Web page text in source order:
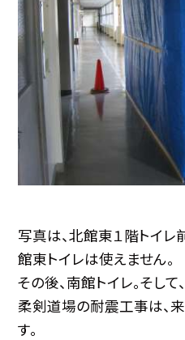
写真は、北館東１階トイレ
館東トイレは使えません。
その後、南館トイレ。そし
柔剣道場の耐震工事は、
す。